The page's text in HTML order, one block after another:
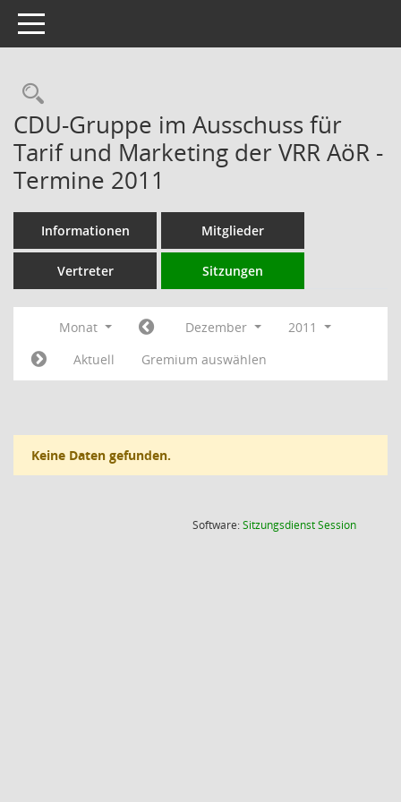
Toggle navigation
Rechercheauswahl
CDU-Gruppe im Ausschuss für
Tarif und Marketing der VRR AöR -
Termine 2011
Informationen Mitglieder
Vertreter Sitzungen
Monat Dezember
2011
Aktuell
Gremium auswählen
Keine Daten gefunden.
Software:SitzungsdienstSession(Wird in